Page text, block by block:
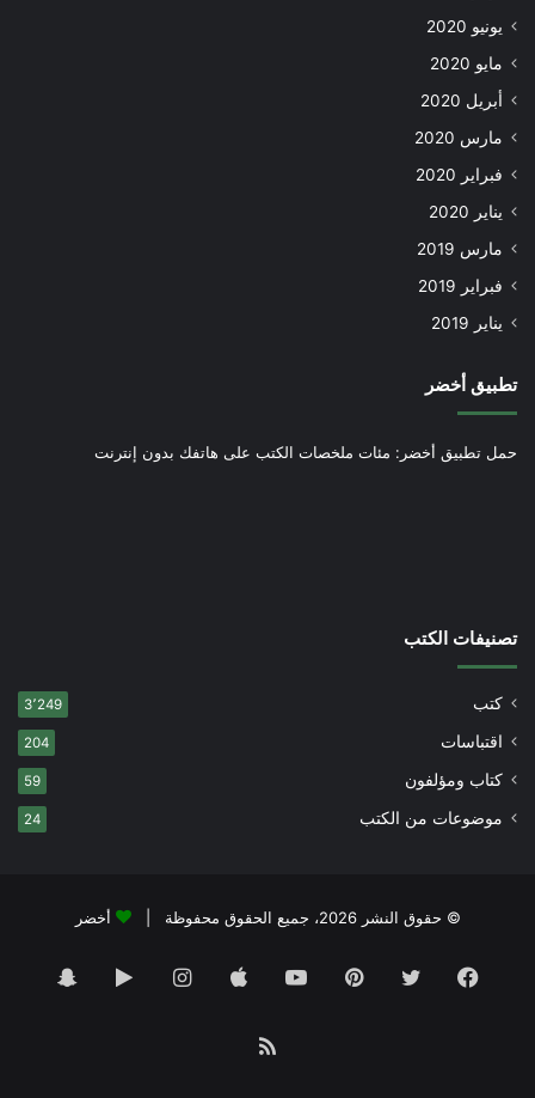
يونيو 2020
مايو 2020
أبريل 2020
مارس 2020
فبراير 2020
يناير 2020
مارس 2019
فبراير 2019
يناير 2019
تطبيق أخضر
حمل تطبيق أخضر: مئات ملخصات الكتب على هاتفك بدون إنترنت
تصنيفات الكتب
كتب 3٬249
اقتباسات 204
كتاب ومؤلفون 59
موضوعات من الكتب 24
© حقوق النشر 2026، جميع الحقوق محفوظة | أخضر
فيسبوك تويتر بينتيريستيوتيوب انستقرام‏Google
ملخص